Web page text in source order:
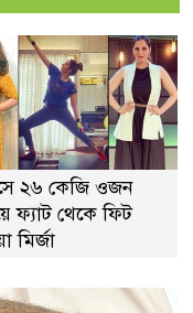
২৬ কেজি ওজন
ফ্যাট থেকে ফিট
মির্জা